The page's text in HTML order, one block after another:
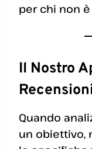
per chi non
Il Nostro
Quando
un obiettivo,